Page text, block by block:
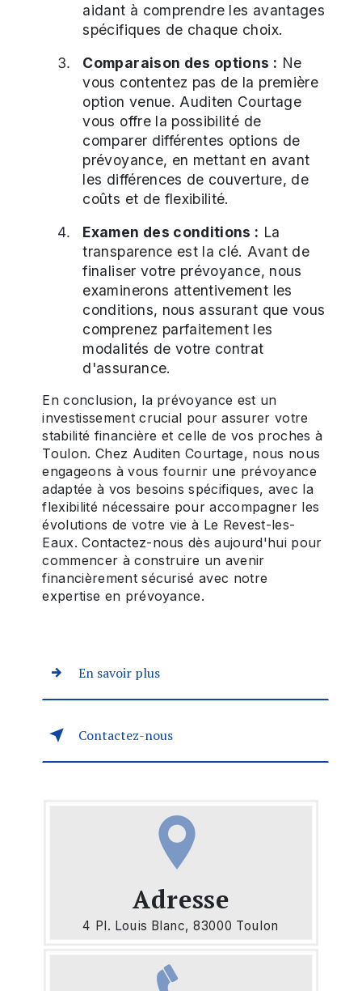
aidant à comprendre les avantages
spécifiques de chaque choix.
Comparaison des options : Ne
vous contentez pas de la première
option venue. Auditen Courtage
vous offre la possibilité de
comparer différentes options de
prévoyance, en mettant en avant
les différences de couverture, de
coûts et de flexibilité.
Examen des conditions : La
transparence est la clé. Avant de
finaliser votre prévoyance, nous
examinerons attentivement les
conditions, nous assurant que vous
comprenez parfaitement les
modalités de votre contrat
d'assurance.
En conclusion, la prévoyance est un
investissement crucial pour assurer votre
stabilité financière et celle de vos proches à
Toulon. Chez Auditen Courtage, nous nous
engageons à vous fournir une prévoyance
adaptée à vos besoins spécifiques, avec la
flexibilité nécessaire pour accompagner les
évolutions de votre vie à Le Revest-les-
Eaux. Contactez-nous dès aujourd'hui pour
commencer à construire un avenir
financièrement sécurisé avec notre
expertise en prévoyance.
En savoir plus
Contactez-nous
Adresse
4 Pl. Louis Blanc, 83000 Toulon